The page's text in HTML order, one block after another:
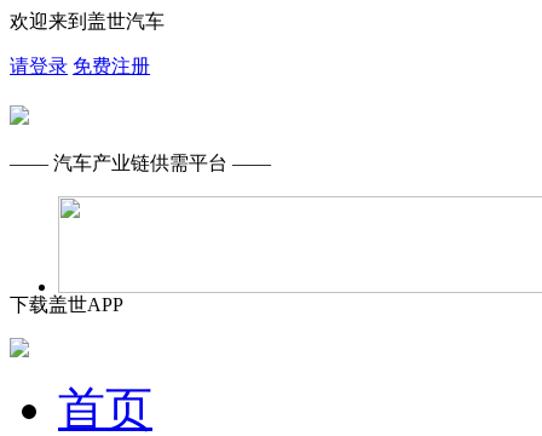
欢迎来到盖世汽车
请登录 免费注册
—— 汽车产业链供需平台 ——
下载盖世APP
首页